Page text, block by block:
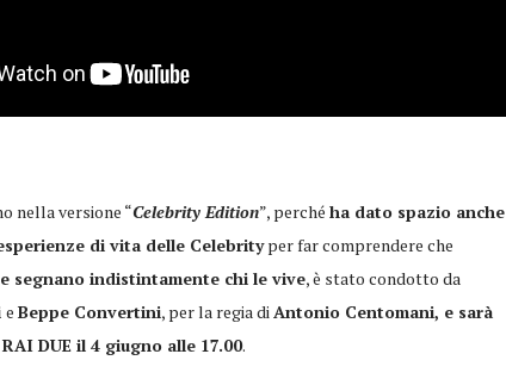
nella versione “Celebrity Edition”, perché ha dato spazio anche
di vita delle Celebrityper far comprendere che
segnano indistintamente chi le vive, è stato condotto da
eBeppe Convertini, per la regia di Antonio Centomani, e sarà
DUE il 4 giugno alle 17.00.